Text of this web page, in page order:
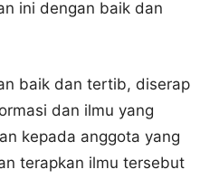
ini dengan baik dan
baik dan tertib, diserap
dan ilmu yang
kepada anggota yang
terapkan ilmu tersebut